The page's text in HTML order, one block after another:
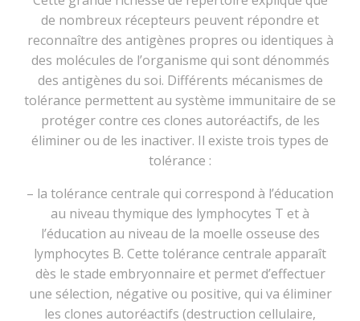
de nombreux récepteurs peuvent répondre et
reconnaître des antigènes propres ou identiques à
des molécules de l’organisme qui sont dénommés
des antigènes du soi. Différents mécanismes de
tolérance permettent au système immunitaire de se
protéger contre ces clones autoréactifs, de les
éliminer ou de les inactiver. Il existe trois types de
tolérance :
– la tolérance centrale qui correspond à l’éducation
au niveau thymique des lymphocytes T et à
l’éducation au niveau de la moelle osseuse des
lymphocytes B. Cette tolérance centrale apparaît
dès le stade embryonnaire et permet d’effectuer
une sélection, négative ou positive, qui va éliminer
les clones autoréactifs (destruction cellulaire,